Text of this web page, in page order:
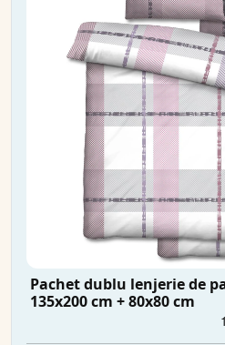
Pachet dublu lenjerie de
135x200 cm + 80x80 cm